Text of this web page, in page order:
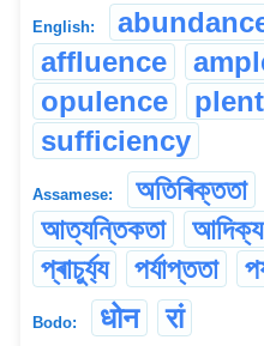
English:
affluence
opulence
sufficiency
Assamese: অতিৰিক্ততা
আত্যন্তিকতা
আদিক্য
প্ৰাচুৰ্য্য
পৰ্যাপ্ততা
Bodo: धोन रां